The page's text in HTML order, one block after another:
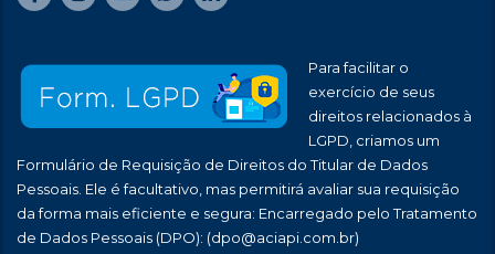
Para facilitar o
exercício de seus
direitos relacionados à
LGPD, criamos um
Formulário de Requisição de Direitos do Titular de Dados
Pessoais. Ele é facultativo, mas permitirá avaliar sua requisição
da forma mais eficiente e segura: Encarregado pelo Tratamento
de Dados Pessoais (DPO): (dpo@aciapi.com.br)